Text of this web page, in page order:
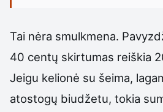
Tai nėra smulkmena.
40 centų skirtumas reiškia
Jeigu kelionė su šeima,
atostogų biudžetu, tokia